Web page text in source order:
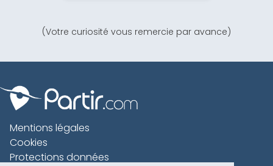
(Votre curiosité vous remercie par avance)
Mentions légales
Cookies
Protections données